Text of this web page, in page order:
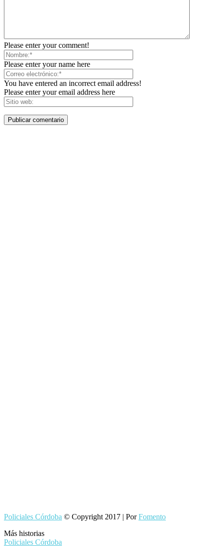
Please enter your comment!
Please enter your name here
You have entered an incorrect email address!
Please enter your email address here
Policiales Córdoba © Copyright 2017 | PorFomento
Más historias
Policiales Córdoba